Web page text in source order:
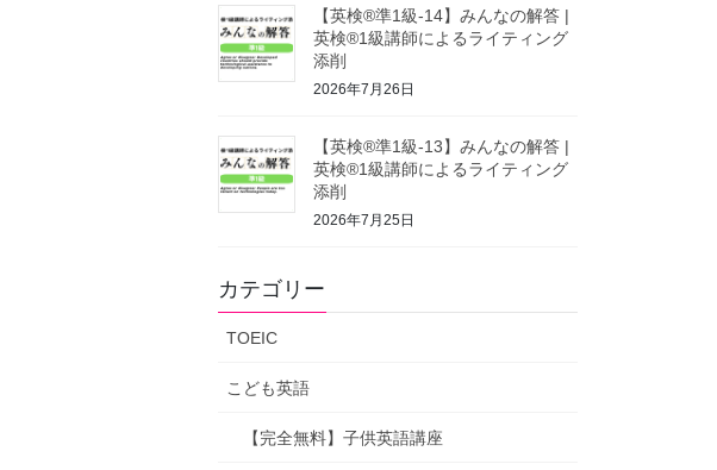
【英検®準1級-14】みんなの解答 |
英検®1級講師によるライティング
添削
2026年7月26日
【英検®準1級-13】みんなの解答 |
英検®1級講師によるライティング
添削
2026年7月25日
カテゴリー
TOEIC
こども英語
【完全無料】子供英語講座